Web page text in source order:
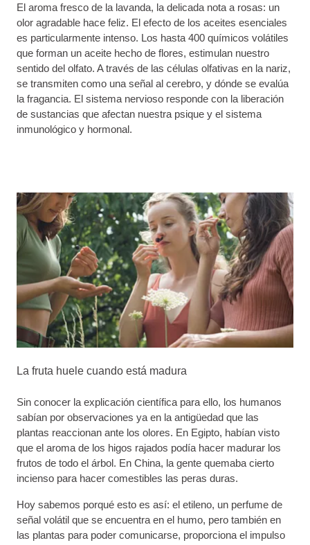
El aroma fresco de la lavanda, la delicada nota a rosas: un
olor agradable hace feliz. El efecto de los aceites esenciales
es particularmente intenso. Los hasta 400 químicos volátiles
que forman un aceite hecho de flores, estimulan nuestro
sentido del olfato. A través de las células olfativas en la nariz,
se transmiten como una señal al cerebro, y dónde se evalúa
la fragancia. El sistema nervioso responde con la liberación
de sustancias que afectan nuestra psique y el sistema
inmunológico y hormonal.
La fruta huele cuando está madura
Sin conocer la explicación científica para ello, los humanos
sabían por observaciones ya en la antigüedad que las
plantas reaccionan ante los olores. En Egipto, habían visto
que el aroma de los higos rajados podía hacer madurar los
frutos de todo el árbol. En China, la gente quemaba cierto
incienso para hacer comestibles las peras duras.
Hoy sabemos porqué esto es así: el etileno, un perfume de
señal volátil que se encuentra en el humo, pero también en
las plantas para poder comunicarse, proporciona el impulso